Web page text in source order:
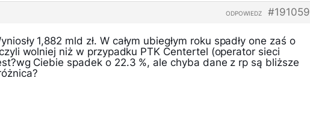
#191059
ODPOWIEDZ
1,882 mld zł. W całym ubiegłym roku spadły one zaś o
wolniej niż w przypadku PTK Centertel (operator sieci
Ciebie spadek o 22.3 %, ale chyba dane z rp są bliższe